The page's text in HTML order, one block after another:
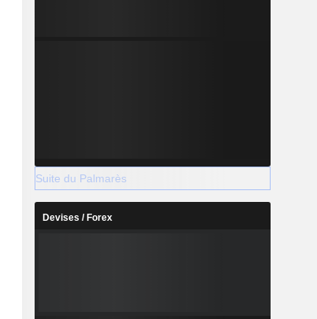
Suite du Palmarès
Devises / Forex